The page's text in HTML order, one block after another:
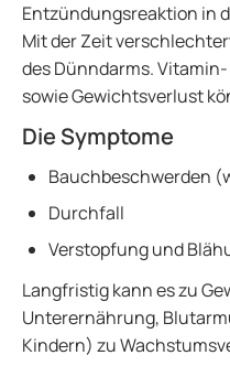
Entzündungsreaktion in
Mit der Zeit
des Dünndarms.
sowie Gewichtsverlust
Die Symptome
Bauchbeschwerden
Durchfall
Verstopfung und
Langfristig kann es zu
Unterernährung,
Kindern) zu